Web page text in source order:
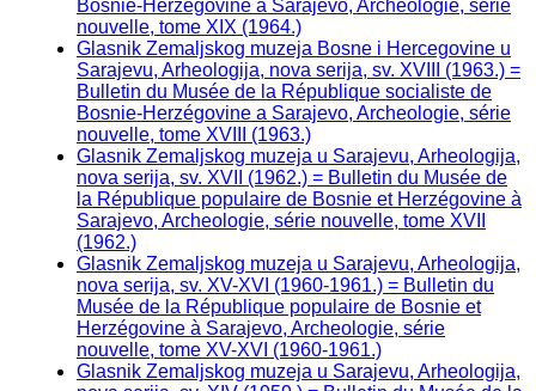
Bosnie-Herzégovine à Sarajevo, Archéologie, série
nouvelle, tome XIX (1964.)
Glasnik Zemaljskog muzeja Bosne i Hercegovine u
Sarajevu, Arheologija, nova serija, sv. XVIII (1963.) =
Bulletin du Musée de la République socialiste de
Bosnie-Herzégovine a Sarajevo, Archeologie, série
nouvelle, tome XVIII (1963.)
Glasnik Zemaljskog muzeja u Sarajevu, Arheologija,
nova serija, sv. XVII (1962.) = Bulletin du Musée de
la République populaire de Bosnie et Herzégovine à
Sarajevo, Archeologie, série nouvelle, tome XVII
(1962.)
Glasnik Zemaljskog muzeja u Sarajevu, Arheologija,
nova serija, sv. XV-XVI (1960-1961.) = Bulletin du
Musée de la République populaire de Bosnie et
Herzégovine à Sarajevo, Archeologie, série
nouvelle, tome XV-XVI (1960-1961.)
Glasnik Zemaljskog muzeja u Sarajevu, Arheologija,